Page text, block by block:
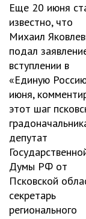
Еще 20 июня
известно, что
Михаил
подал
вступлении в
«Единую
июня,
этот шаг
депутат
Думы РФ от
Псковской
секретарь
регионального